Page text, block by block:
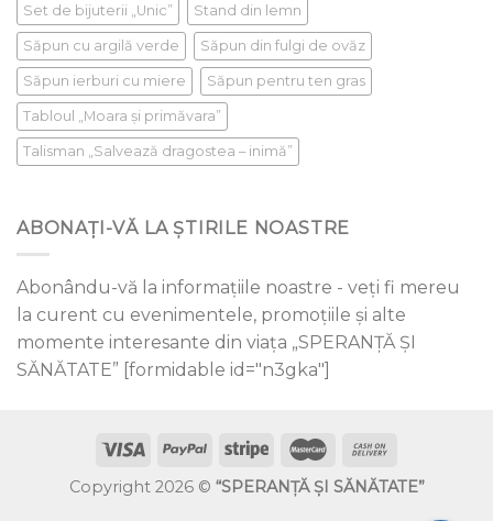
Set de bijuterii „Unic” Stand din lemn
Săpun cu argilă verde Săpun din fulgi de ovăz
Săpun ierburi cu miere Săpun pentru ten gras
Tabloul „Moara și primăvara”
Talisman „Salvează dragostea – inimă”
ABONAȚI-VĂ LA ȘTIRILE NOASTRE
Abonându-vă la informațiile noastre - veți fi mereu
la curent cu evenimentele, promoțiile și alte
momente interesante din viața „SPERANȚĂ ŞI
SĂNĂTATE” [formidable id="n3gka"]
Copyright 2026 © “SPERANŢĂ ŞI SĂNĂTATE”